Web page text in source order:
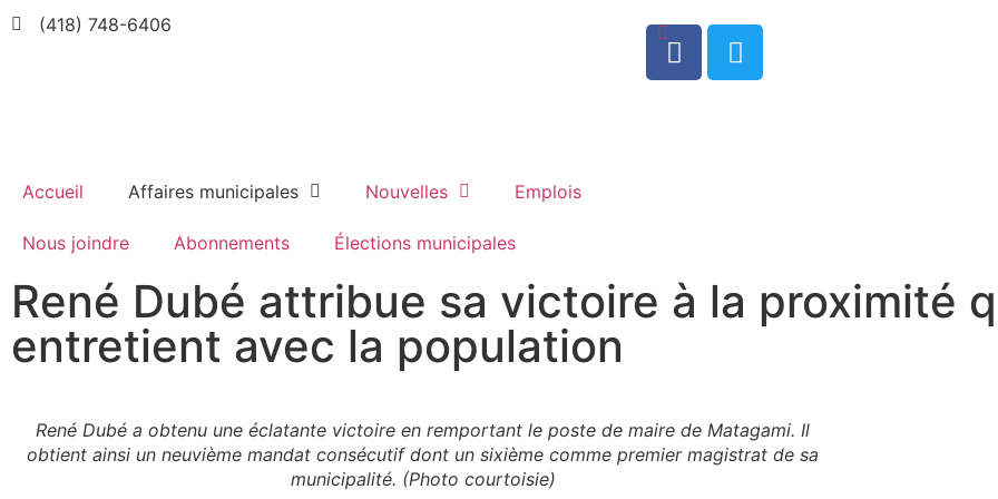
(418) 748-6406
0
Accueil Affaires municipales Nouvelles Emplois
Nous joindre Abonnements Élections municipales
René Dubé attribue sa victoire à la proximité
entretient avec la population
René Dubé a obtenu une éclatante victoire en remportant le poste de maire de Matagami. Il
obtient ainsi un neuvième mandat consécutif dont un sixième comme premier magistrat de sa
municipalité. (Photo courtoisie)